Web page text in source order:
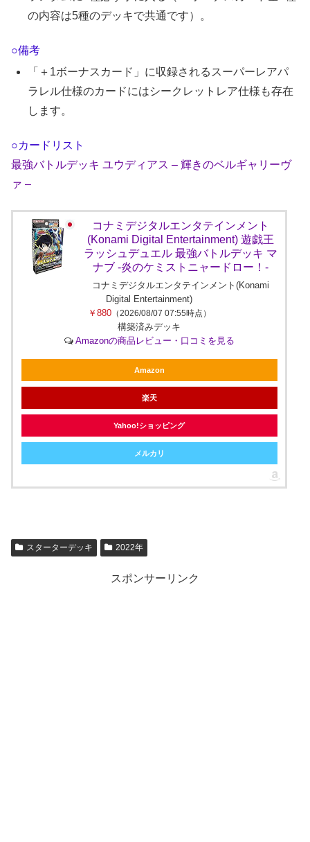
の内容は5種のデッキで共通です）。
○備考
「＋1ボーナスカード」に収録されるスーパーレアパ
ラレル仕様のカードにはシークレットレア仕様も存在
します。
○カードリスト
最強バトルデッキ ユウディアス – 輝きのベルギャリーヴ
ァ –
コナミデジタルエンタテインメント
(Konami Digital Entertainment) 遊戯王
ラッシュデュエル 最強バトルデッキ マ
ナブ -炎のケミストニャードロー！-
コナミデジタルエンタテインメント(Konami
Digital Entertainment)
￥880（2026/08/07 07:55時点）
構築済みデッキ
Amazonの商品レビュー・口コミを見る
Amazon
楽天
Yahoo!ショッピング
メルカリ
スターターデッキ 2022年
スポンサーリンク